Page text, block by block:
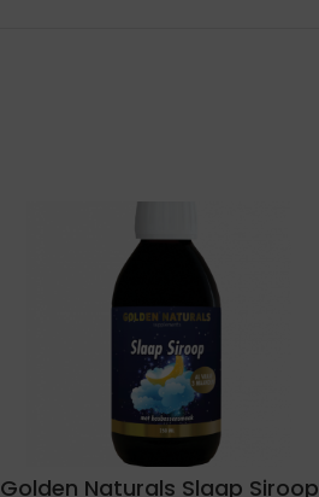
Golden Naturals Slaap Siroop